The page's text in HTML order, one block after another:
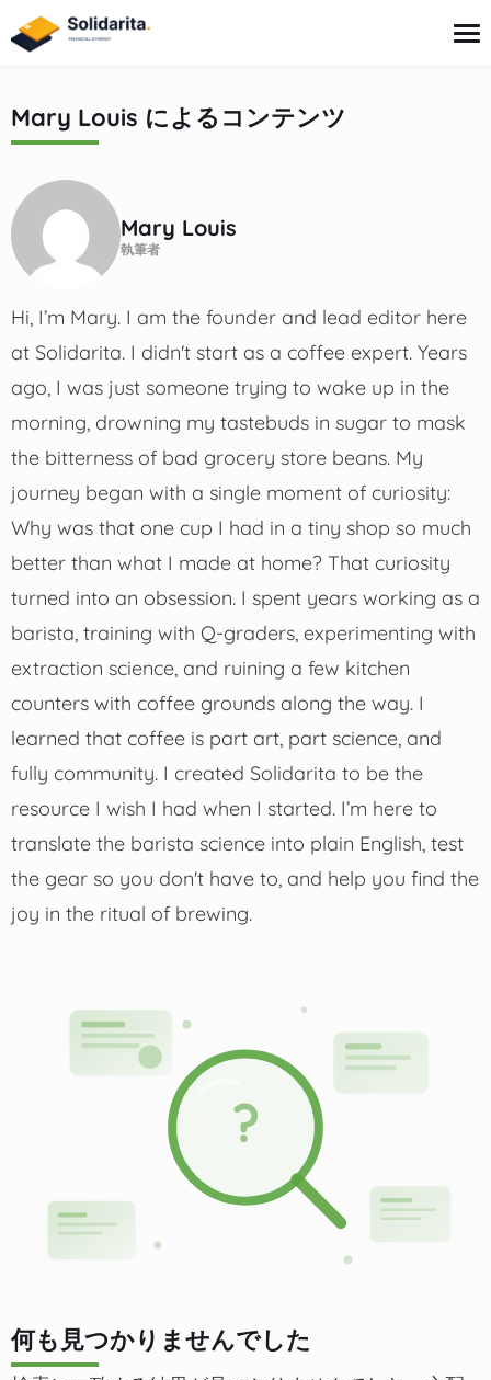
ス
プ
保険
家計管理
投資
金融教育
Mary Louis によるコンテンツ
Mary Louis
執筆者
Hi, I’m Mary. I am the founder and lead editor here
at Solidarita. I didn't start as a coffee expert. Years
ago, I was just someone trying to wake up in the
morning, drowning my tastebuds in sugar to mask
the bitterness of bad grocery store beans. My
journey began with a single moment of curiosity:
Why was that one cup I had in a tiny shop so much
better than what I made at home? That curiosity
turned into an obsession. I spent years working as a
barista, training with Q-graders, experimenting with
extraction science, and ruining a few kitchen
counters with coffee grounds along the way. I
learned that coffee is part art, part science, and
fully community. I created Solidarita to be the
resource I wish I had when I started. I’m here to
translate the barista science into plain English, test
the gear so you don't have to, and help you find the
joy in the ritual of brewing.
?
何も見つかりませんでした